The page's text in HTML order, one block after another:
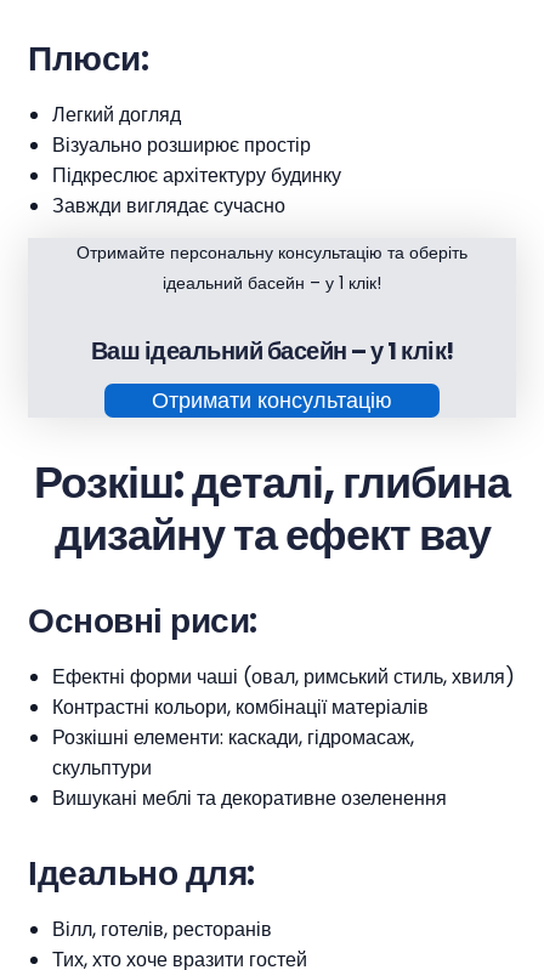
Плюси:
Легкий догляд
Візуально розширює простір
Підкреслює архітектуру будинку
Завжди виглядає сучасно
Отримайте персональну консультацію та оберіть
ідеальний басейн – у 1 клік!
Ваш ідеальний басейн – у 1 клік!
Отримати консультацію
Розкіш: деталі, глибина
дизайну та ефект вау
Основні риси:
Ефектні форми чаші (овал, римський стиль, хвиля)
Контрастні кольори, комбінації матеріалів
Розкішні елементи: каскади, гідромасаж,
скульптури
Вишукані меблі та декоративне озеленення
Ідеально для:
Вілл, готелів, ресторанів
Тих, хто хоче вразити гостей